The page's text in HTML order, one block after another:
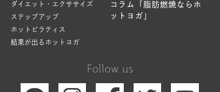
Follow us
ダイエット・エクササイズ
ステップアップ
ホットピラティス
結果が出るホットヨガ
コラム「脂肪燃焼ならホ
ットヨガ」